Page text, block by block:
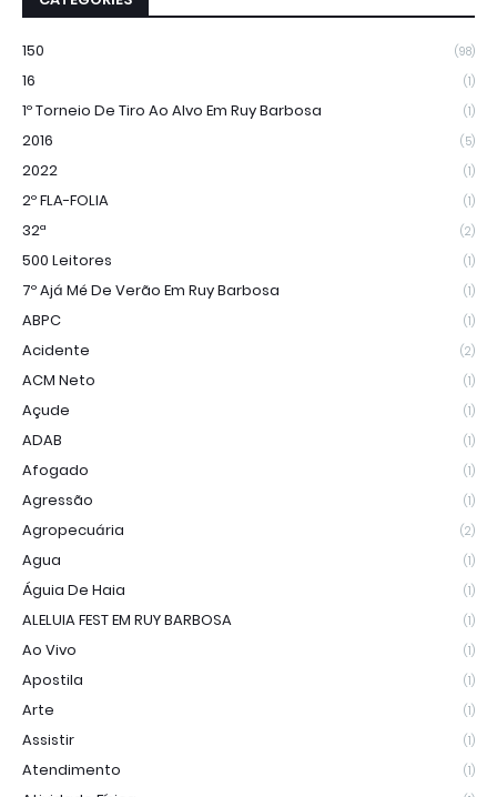
150 (98)
16 (1)
1º Torneio De Tiro Ao Alvo Em Ruy Barbosa (1)
2016 (5)
2022 (1)
2º FLA-FOLIA (1)
32ª (2)
500 Leitores (1)
7º Ajá Mé De Verão Em Ruy Barbosa (1)
ABPC (1)
Acidente (2)
ACM Neto (1)
Açude (1)
ADAB (1)
Afogado (1)
Agressão (1)
Agropecuária (2)
Agua (1)
Águia De Haia (1)
ALELUIA FEST EM RUY BARBOSA (1)
Ao Vivo (1)
Apostila (1)
Arte (1)
Assistir (1)
Atendimento (1)